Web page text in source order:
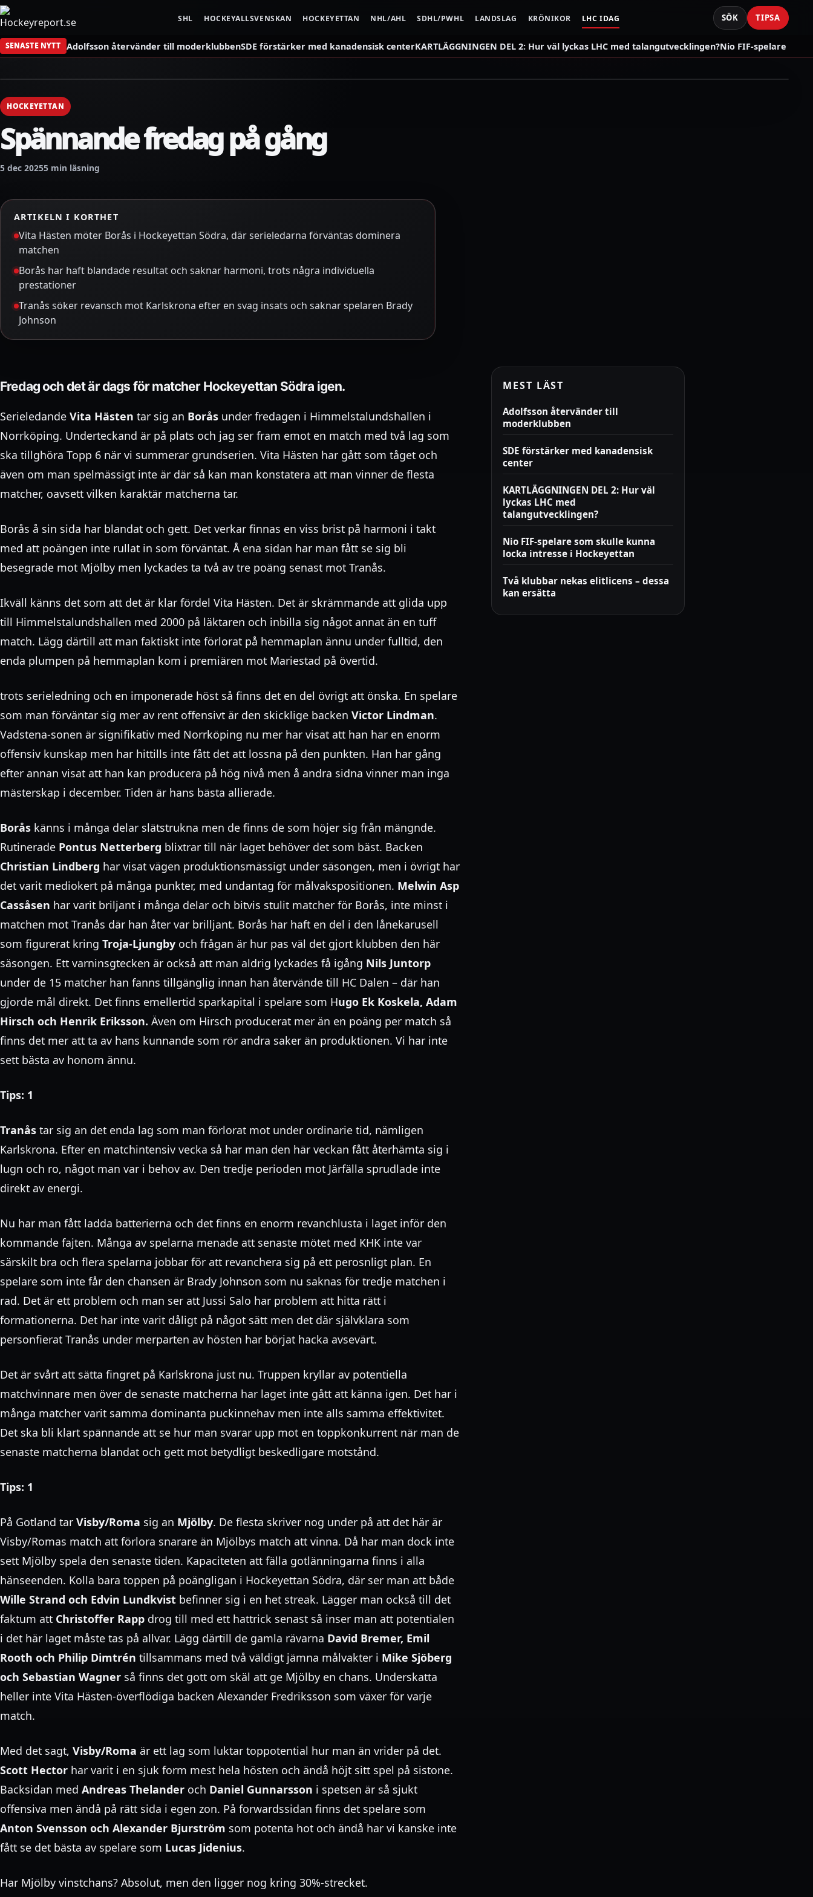
SHL HOCKEYALLSVENSKAN HOCKEYETTAN NHL/AHL SDHL/PWHL LANDSLAG KRÖNIKOR LHC IDAG SÖK TIPSA
SENASTE NYTT Adolfsson återvänder till moderklubbenSDE förstärker med kanadensisk centerKARTLÄGGNINGEN DEL 2: Hur väl lyckas LHC med talangutvecklingen?Nio FIF-spelare som
HOCKEYETTAN
Spännande fredag på gång
5 dec 20255 min läsning
ARTIKELN I KORTHET
Vita Hästen möter Borås i Hockeyettan Södra, där serieledarna förväntas dominera
matchen
Borås har haft blandade resultat och saknar harmoni, trots några individuella
prestationer
Tranås söker revansch mot Karlskrona efter en svag insats och saknar spelaren Brady
Johnson
Fredag och det är dags för matcher Hockeyettan Södra igen.
Serieledande Vita Hästen tar sig an Borås under fredagen i Himmelstalundshallen i
Norrköping. Underteckand är på plats och jag ser fram emot en match med två lag som
ska tillghöra Topp 6 när vi summerar grundserien. Vita Hästen har gått som tåget och
även om man spelmässigt inte är där så kan man konstatera att man vinner de flesta
matcher, oavsett vilken karaktär matcherna tar.
Borås å sin sida har blandat och gett. Det verkar finnas en viss brist på harmoni i takt
med att poängen inte rullat in som förväntat. Å ena sidan har man fått se sig bli
besegrade mot Mjölby men lyckades ta två av tre poäng senast mot Tranås.
Ikväll känns det som att det är klar fördel Vita Hästen. Det är skrämmande att glida upp
till Himmelstalundshallen med 2000 på läktaren och inbilla sig något annat än en tuff
match. Lägg därtill att man faktiskt inte förlorat på hemmaplan ännu under fulltid, den
enda plumpen på hemmaplan kom i premiären mot Mariestad på övertid.
trots serieledning och en imponerade höst så finns det en del övrigt att önska. En spelare
som man förväntar sig mer av rent offensivt är den skicklige backen Victor Lindman.
Vadstena-sonen är signifikativ med Norrköping nu mer har visat att han har en enorm
offensiv kunskap men har hittills inte fått det att lossna på den punkten. Han har gång
efter annan visat att han kan producera på hög nivå men å andra sidna vinner man inga
mästerskap i december. Tiden är hans bästa allierade.
Borås känns i många delar slätstrukna men de finns de som höjer sig från mängnde.
Rutinerade Pontus Netterberg blixtrar till när laget behöver det som bäst. Backen
Christian Lindberg har visat vägen produktionsmässigt under säsongen, men i övrigt har
det varit mediokert på många punkter, med undantag för målvakspositionen. Melwin Asp
Cassåsen har varit briljant i många delar och bitvis stulit matcher för Borås, inte minst i
matchen mot Tranås där han åter var brilljant. Borås har haft en del i den lånekarusell
som figurerat kring Troja-Ljungby och frågan är hur pas väl det gjort klubben den här
säsongen. Ett varninsgtecken är också att man aldrig lyckades få igång Nils Juntorp
under de 15 matcher han fanns tillgänglig innan han återvände till HC Dalen – där han
gjorde mål direkt. Det finns emellertid sparkapital i spelare som Hugo Ek Koskela, Adam
Hirsch och Henrik Eriksson. Även om Hirsch producerat mer än en poäng per match så
finns det mer att ta av hans kunnande som rör andra saker än produktionen. Vi har inte
sett bästa av honom ännu.
Tips: 1
Tranås tar sig an det enda lag som man förlorat mot under ordinarie tid, nämligen
Karlskrona. Efter en matchintensiv vecka så har man den här veckan fått återhämta sig i
lugn och ro, något man var i behov av. Den tredje perioden mot Järfälla sprudlade inte
direkt av energi.
Nu har man fått ladda batterierna och det finns en enorm revanchlusta i laget inför den
kommande fajten. Många av spelarna menade att senaste mötet med KHK inte var
särskilt bra och flera spelarna jobbar för att revanchera sig på ett perosnligt plan. En
spelare som inte får den chansen är Brady Johnson som nu saknas för tredje matchen i
rad. Det är ett problem och man ser att Jussi Salo har problem att hitta rätt i
formationerna. Det har inte varit dåligt på något sätt men det där självklara som
personfierat Tranås under merparten av hösten har börjat hacka avsevärt.
Det är svårt att sätta fingret på Karlskrona just nu. Truppen kryllar av potentiella
matchvinnare men över de senaste matcherna har laget inte gått att känna igen. Det har i
många matcher varit samma dominanta puckinnehav men inte alls samma effektivitet.
Det ska bli klart spännande att se hur man svarar upp mot en toppkonkurrent när man de
senaste matcherna blandat och gett mot betydligt beskedligare motstånd.
Tips: 1
På Gotland tar Visby/Roma sig an Mjölby. De flesta skriver nog under på att det här är
Visby/Romas match att förlora snarare än Mjölbys match att vinna. Då har man dock inte
sett Mjölby spela den senaste tiden. Kapaciteten att fälla gotlänningarna finns i alla
hänseenden. Kolla bara toppen på poängligan i Hockeyettan Södra, där ser man att både
Wille Strand och Edvin Lundkvist befinner sig i en het streak. Lägger man också till det
faktum att Christoffer Rapp drog till med ett hattrick senast så inser man att potentialen
i det här laget måste tas på allvar. Lägg därtill de gamla rävarna David Bremer, Emil
Rooth och Philip Dimtrén tillsammans med två väldigt jämna målvakter i Mike Sjöberg
och Sebastian Wagner så finns det gott om skäl att ge Mjölby en chans. Underskatta
heller inte Vita Hästen-överflödiga backen Alexander Fredriksson som växer för varje
match.
Med det sagt, Visby/Roma är ett lag som luktar toppotential hur man än vrider på det.
Scott Hector har varit i en sjuk form mest hela hösten och ändå höjt sitt spel på sistone.
Backsidan med Andreas Thelander och Daniel Gunnarsson i spetsen är så sjukt
offensiva men ändå på rätt sida i egen zon. På forwardssidan finns det spelare som
Anton Svensson och Alexander Bjurström som potenta hot och ändå har vi kanske inte
fått se det bästa av spelare som Lucas Jidenius.
Har Mjölby vinstchans? Absolut, men den ligger nog kring 30%-strecket.
MEST LÄST
Adolfsson återvänder till
moderklubben
SDE förstärker med kanadensisk
center
KARTLÄGGNINGEN DEL 2: Hur väl
lyckas LHC med
talangutvecklingen?
Nio FIF-spelare som skulle kunna
locka intresse i Hockeyettan
Två klubbar nekas elitlicens – dessa
kan ersätta